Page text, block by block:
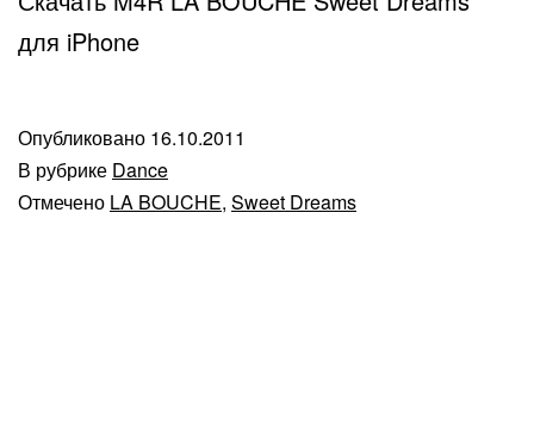
для iPhone
Опубликовано 16.10.2011
В рубрике Dance
Отмечено LA BOUCHE, Sweet Dreams